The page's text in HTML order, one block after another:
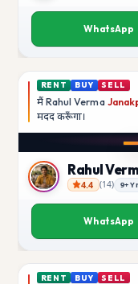
Anita Desai
WhatsApp
RENT BUY SELL
मैं Rahul Verma
मददकरूँगा।
Rahul Verma
Rahul
4.4 (14) 9+
WhatsApp
RENT BUY SELL